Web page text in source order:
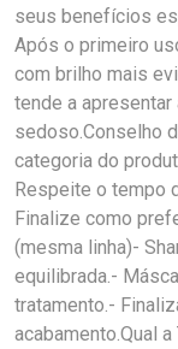
seus benefícios
Após o primeiro
com brilho mais
tende a
sedoso.Conselho
categoria do
Respeite o tempo
Finalize como
(mesma linha)-
equilibrada.-
tratamento.-
acabamento.Qual